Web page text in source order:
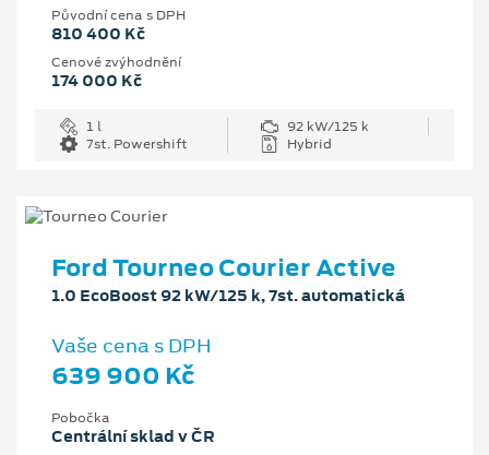
Původní cena s DPH
810 400 Kč
Cenové zvýhodnění
174 000 Kč
1 l
92 kW/125 k
7st. Powershift
Hybrid
Ford Tourneo Courier Active
1.0 EcoBoost 92 kW/125 k, 7st. automatická
Vaše cena s DPH
639 900 Kč
Pobočka
Centrální sklad v ČR